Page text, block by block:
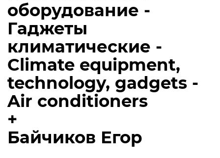
оборудование -
Гаджеты
климатические -
Climate equipment,
technology, gadgets -
Air conditioners
+
Байчиков Егор